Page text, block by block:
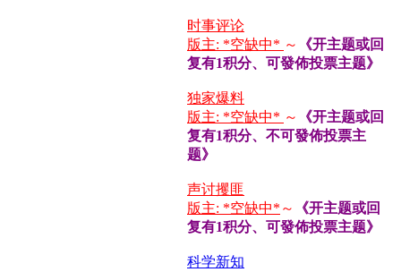
时事评论
版主: *空缺中* ～
《开主题或回
复有1积分、可發佈投票主题》
独家爆料
版主: *空缺中* ～
《开主题或回
复有1积分、不可發佈投票主
题》
声讨攫匪
版主: *空缺中* ～
《开主题或回
复有1积分、可發佈投票主题》
科学新知